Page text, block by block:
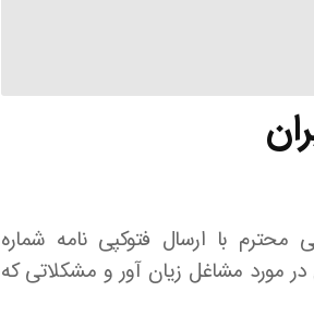
با ارسال فتوکپی نامه شماره
این انجمن در مورد مشاغل زیان آور و مشکلاتی که